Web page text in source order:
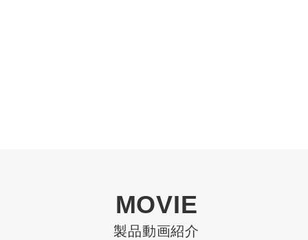
MOVIE
製品動画紹介